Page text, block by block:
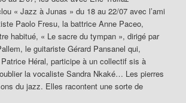
« Jazz à Junas » du 18 au 22/07 avec l’ami
Paolo Fresu, la battrice Anne Paceo,
habitué, « Le sacre du tympan », dirigé par
le guitariste Gérard Pansanel qui,
Héral, participe à un collectif sis à
la vocaliste Sandra Nkaké… Les pierres
du jazz. Elles racontent une sorte de